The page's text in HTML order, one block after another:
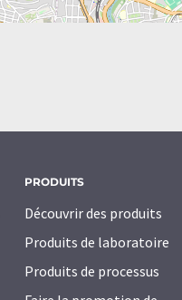
PRODUITS
Découvrir des produits
Produits de laboratoire
Produits de processus